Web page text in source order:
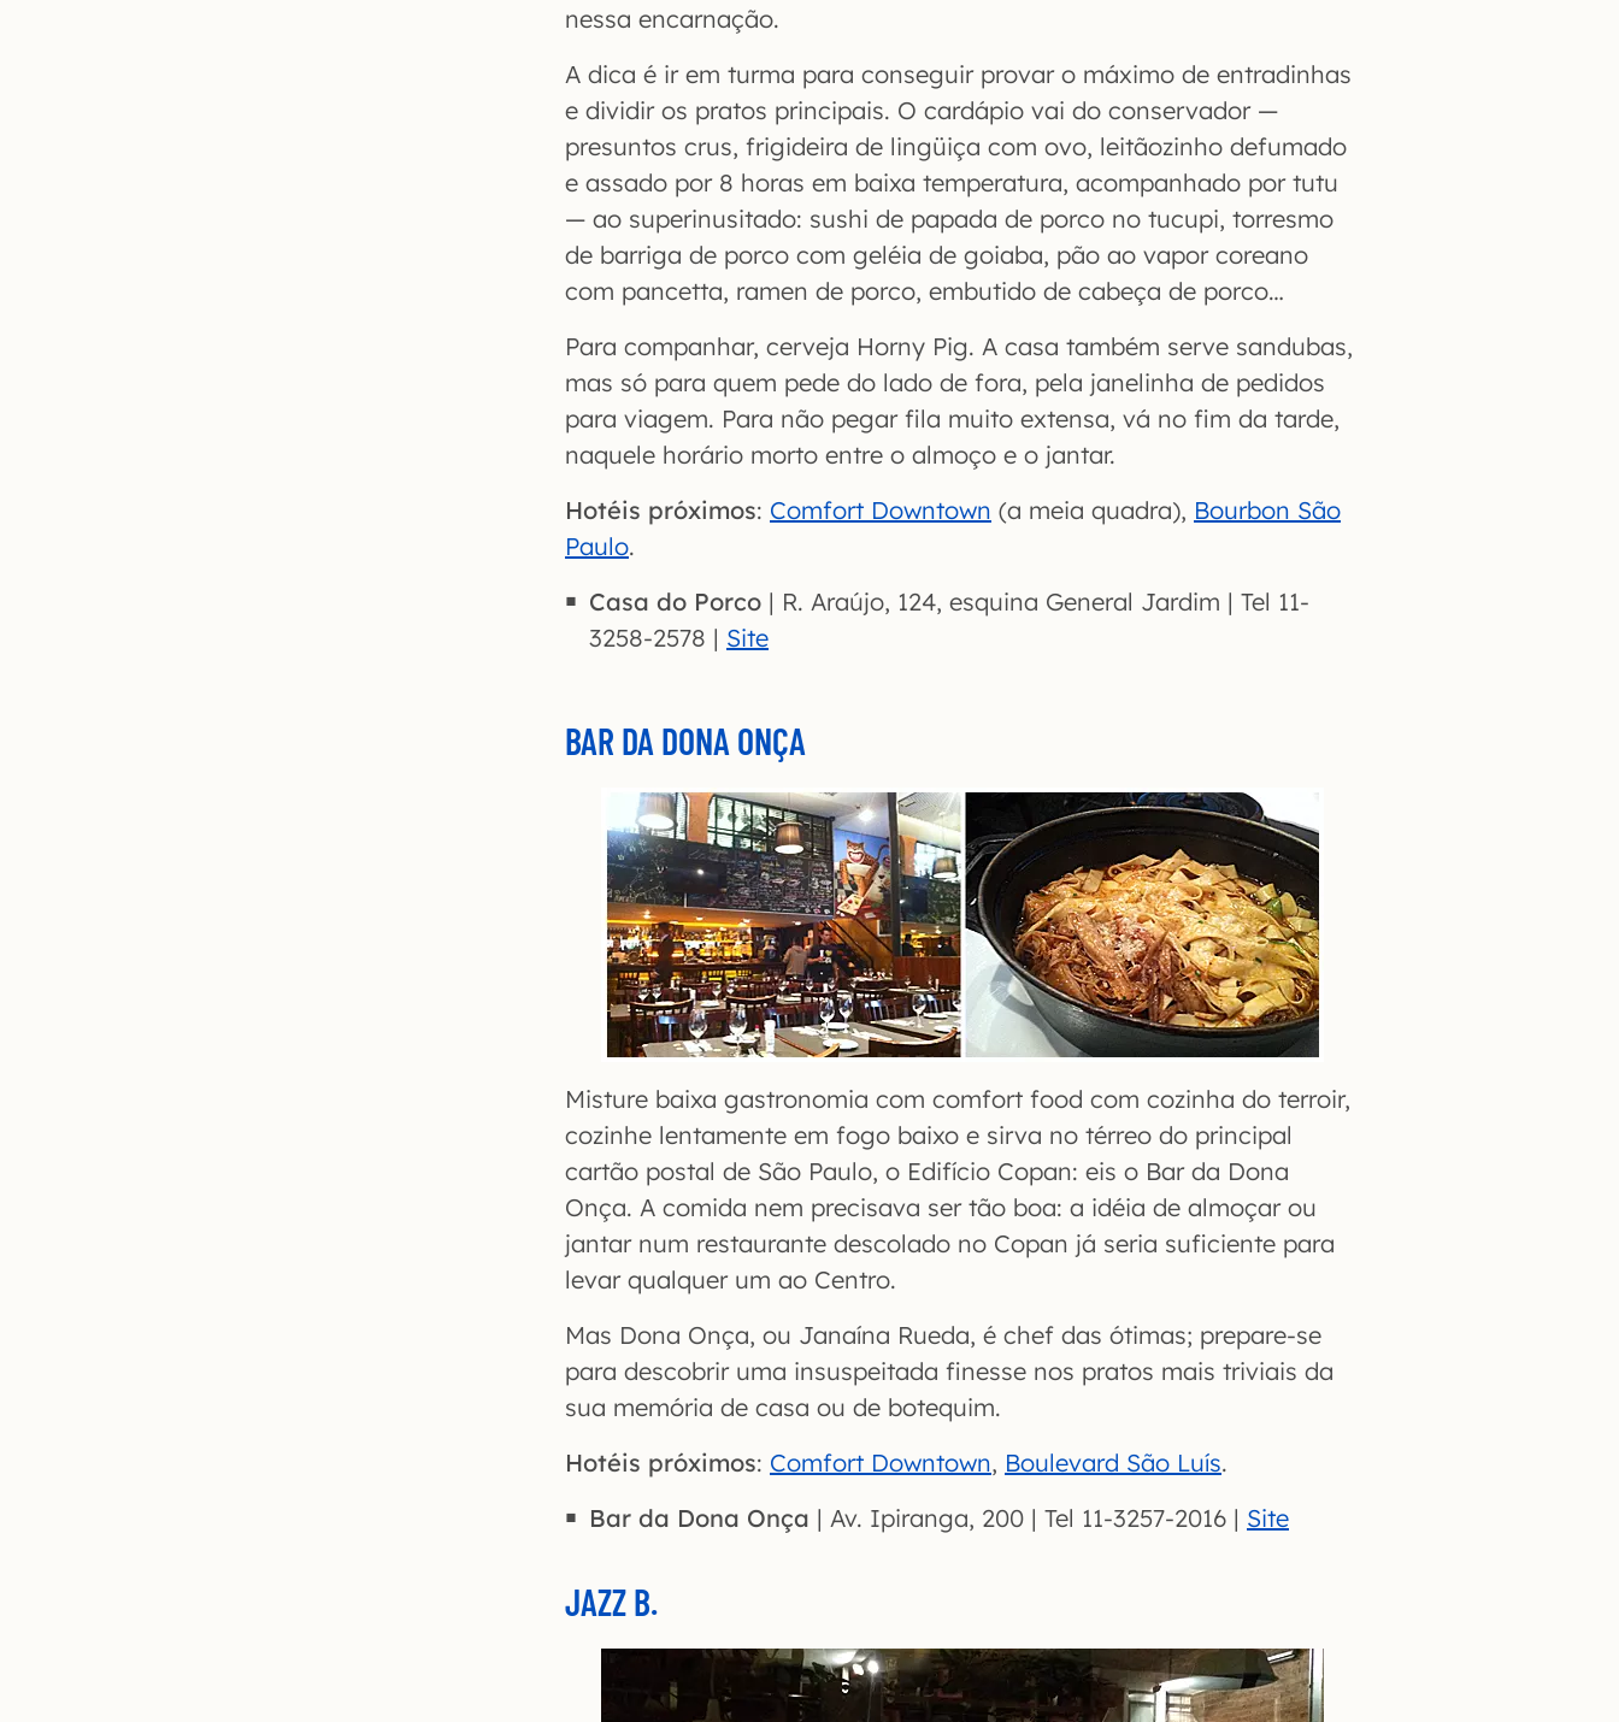
nessa encarnação.
A dica é ir em turma para conseguir provar o máximo de entradinhas
e dividir os pratos principais. O cardápio vai do conservador —
presuntos crus, frigideira de lingüiça com ovo, leitãozinho defumado
e assado por 8 horas em baixa temperatura, acompanhado por tutu
— ao superinusitado: sushi de papada de porco no tucupi, torresmo
de barriga de porco com geléia de goiaba, pão ao vapor coreano
com pancetta, ramen de porco, embutido de cabeça de porco…
Para companhar, cerveja Horny Pig. A casa também serve sandubas,
mas só para quem pede do lado de fora, pela janelinha de pedidos
para viagem. Para não pegar fila muito extensa, vá no fim da tarde,
naquele horário morto entre o almoço e o jantar.
Hotéis próximos: Comfort Downtown (a meia quadra), Bourbon São
Paulo.
Casa do Porco | R. Araújo, 124, esquina General Jardim | Tel 11-
3258-2578 | Site
BAR DA DONA ONÇA
Misture baixa gastronomia com comfort food com cozinha do terroir,
cozinhe lentamente em fogo baixo e sirva no térreo do principal
cartão postal de São Paulo, o Edifício Copan: eis o Bar da Dona
Onça. A comida nem precisava ser tão boa: a idéia de almoçar ou
jantar num restaurante descolado no Copan já seria suficiente para
levar qualquer um ao Centro.
Mas Dona Onça, ou Janaína Rueda, é chef das ótimas; prepare-se
para descobrir uma insuspeitada finesse nos pratos mais triviais da
sua memória de casa ou de botequim.
Hotéis próximos: Comfort Downtown, Boulevard São Luís.
Bar da Dona Onça | Av. Ipiranga, 200 | Tel 11-3257-2016 | Site
JAZZ B.